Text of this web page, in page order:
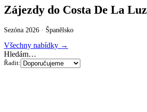
Zájezdy do Costa De La Luz
Sezóna 2026 · Španělsko
Všechny nabídky →
Hledám…
Řadit: